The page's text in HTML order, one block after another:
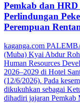
Pemkab dan
Perlindungan
Perempuan
kaganga.com
(Muba) Kyai Abdur
Human Resources
2026–2029 di Hotel
(12/6/2026). Pada
dikukuhkan sebagai
dihadiri jajaran